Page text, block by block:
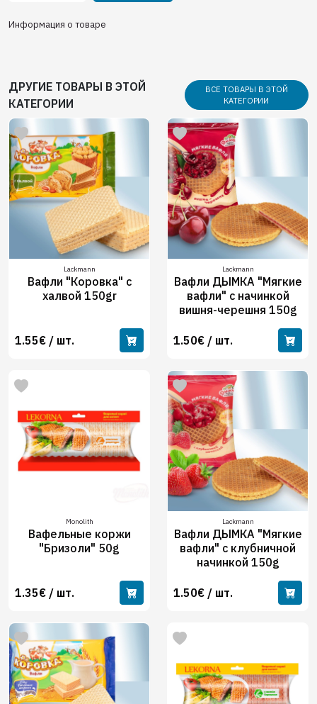
Информация о товаре
ДРУГИЕ ТОВАРЫ В ЭТОЙ
КАТЕГОРИИ
ВСЕ ТОВАРЫ В ЭТОЙ
КАТЕГОРИИ
Lackmann
Вафли "Коровка" с
халвой 150gr
1.55€ / шт.
Lackmann
Вафли ДЫМКА "Мягкие
вафли" с начинкой
вишня-черешня 150g
1.50€ / шт.
Monolith
Вафельные коржи
"Бризоли" 50g
1.35€ / шт.
Lackmann
Вафли ДЫМКА "Мягкие
вафли" с клубничной
начинкой 150g
1.50€ / шт.